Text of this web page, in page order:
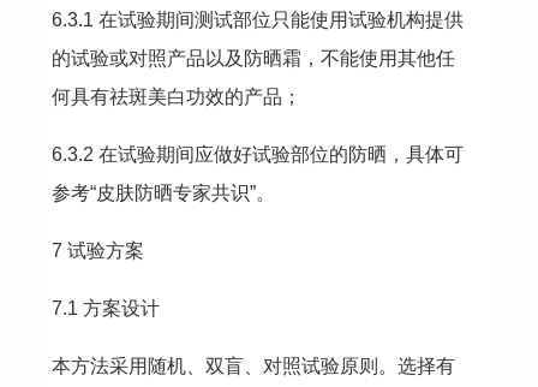
6.3.1 在试验期间测试部位只能使用试验机构提供
的试验或对照产品以及防晒霜，不能使用其他任
何具有祛斑美白功效的产品；
6.3.2 在试验期间应做好试验部位的防晒，具体可
参考“皮肤防晒专家共识”。
7 试验方案
7.1 方案设计
本方法采用随机、双盲、对照试验原则。选择有